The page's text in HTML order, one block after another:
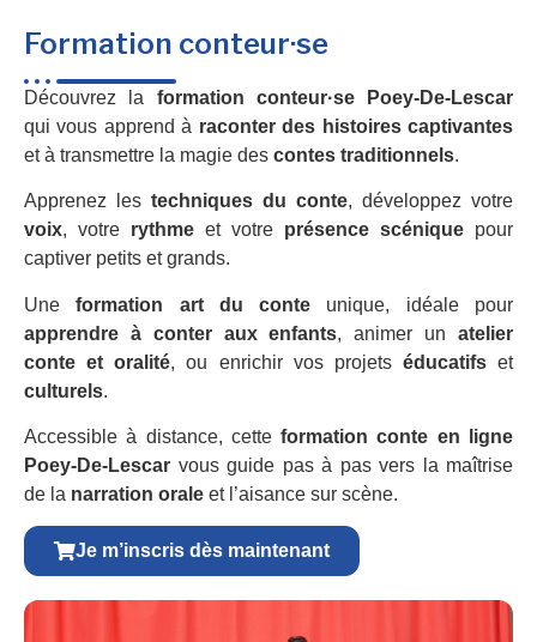
Formation conteur·se
Découvrez la formation conteur·se Poey-De-Lescar
qui vous apprend à raconter des histoires captivantes
et à transmettre la magie des contes traditionnels.
Apprenez les techniques du conte, développez votre
voix, votre rythme et votre présence scénique pour
captiver petits et grands.
Uneformation art du conte unique, idéale pour
apprendre à conter aux enfants, animer unatelier
conte et oralité, ou enrichir vos projets éducatifset
culturels.
Accessible à distance, cetteformation conte en ligne
Poey-De-Lescar vous guide pas à pas vers la maîtrise
de la narration orale et l’aisance sur scène.
Je m’inscris dès maintenant